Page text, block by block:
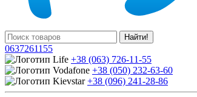
Найти!
0637261155
+38 (063) 726-11-55
+38 (050) 232-63-60
+38 (096) 241-28-86